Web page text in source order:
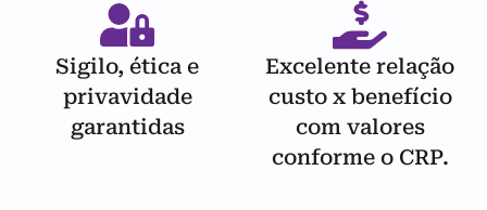
Sigilo, ética e
privavidade
garantidas
Excelente relação
custo x benefício
com valores
conforme o CRP.